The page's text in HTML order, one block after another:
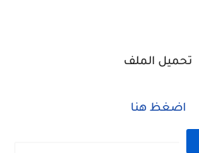
تحميل الملف
اضغظ هنا